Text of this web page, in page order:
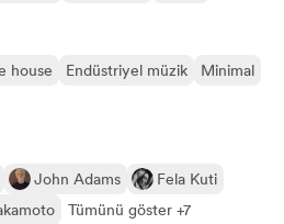
house Endüstriyel müzik
Minimal
John Adams
Fela Kuti
Tümünü göster +7